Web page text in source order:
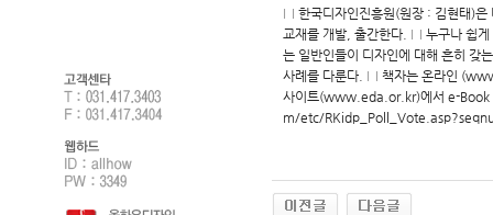
□ 한국디자인진흥원(원장 : 김현태)
교재를 개발, 출간한다. □ 누구나 쉽
는 일반인들이 디자인에 대해 흔히 갖
사례를 다룬다. □ 책자는 온라인
사이트(www.eda.or.kr)에서 e-
m/etc/